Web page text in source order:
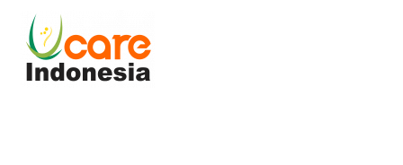
content